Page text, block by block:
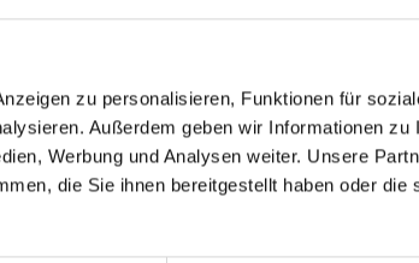
zu personalisieren, Funktionen für
Außerdem geben wir Informationen zu
Werbung und Analysen weiter. Unsere
die Sie ihnen bereitgestellt haben oder die
14,95 €
8 von 8